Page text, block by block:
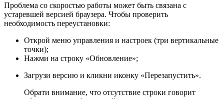
Проблема со скоростью работы может быть связана с
устаревшей версией браузера. Чтобы проверить
необходимость переустановки:
Открой меню управления и настроек (три вертикальные
точки);
Нажми на строку «Обновление»;
Загрузи версию и кликни иконку «Перезапустить».
Обрати внимание, что отсутствие строки говорит